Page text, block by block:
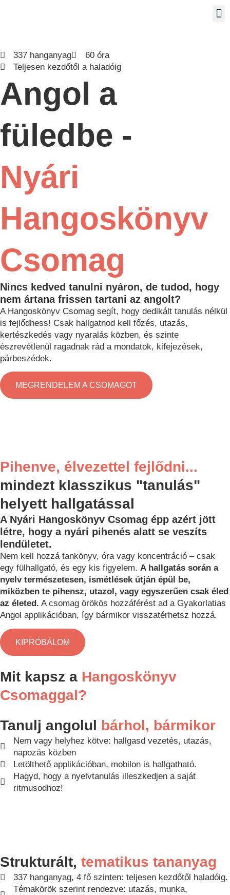
337 hanganyag
60 óra
Teljesen kezdőtől a haladóig
Angol a
füledbe -
Nyári
Hangoskönyv
Csomag
Nincs kedved tanulni nyáron, de tudod, hogy
nem ártana frissen tartani az angolt?
A Hangoskönyv Csomag segít, hogy dedikált tanulás nélkül
is fejlődhess! Csak hallgatnod kell főzés, utazás,
kertészkedés vagy nyaralás közben, és szinte
észrevétlenül ragadnak rád a mondatok, kifejezések,
párbeszédek.
MEGRENDELEM A CSOMAGOT
Pihenve, élvezettel fejlődni...
mindezt klasszikus "tanulás"
helyett hallgatással
A Nyári Hangoskönyv Csomag épp azért jött
létre, hogy a nyári pihenés alatt se veszíts
lendületet.
Nem kell hozzá tankönyv, óra vagy koncentráció – csak
egy fülhallgató, és egy kis figyelem. A hallgatás során a
nyelv természetesen, ismétlések útján épül be,
miközben te pihensz, utazol, vagy egyszerűen csak éled
az életed. A csomag örökös hozzáférést ad a Gyakorlatias
Angol applikációban, így bármikor visszatérhetsz hozzá.
KIPRÓBÁLOM
Mit kapsz a Hangoskönyv
Csomaggal?
Tanulj angolul bárhol, bármikor
Nem vagy helyhez kötve: hallgasd vezetés, utazás,
napozás közben
Letölthető applikációban, mobilon is hallgatható.
Hagyd, hogy a nyelvtanulás illeszkedjen a saját
ritmusodhoz!
Strukturált, tematikus tananyag
337 hanganyag, 4 fő szinten: teljesen kezdőtől haladóig.
Témakörök szerint rendezve: utazás, munka,